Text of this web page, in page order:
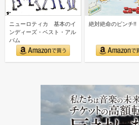
ニューロティカ 基本のイ
ンディーズ・ベスト・アル
バム
絶対絶命のピンチ!!